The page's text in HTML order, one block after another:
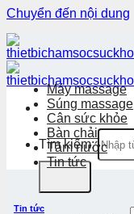
Chuyển đến nội dung
Tìm kiếm:
Máy massage
Súng massage
Cân sức khỏe
Bàn chải
Tăm nước
Tin tức
Tin tức